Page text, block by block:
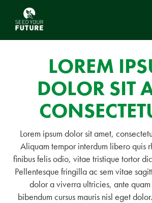
LOREM
DOLOR SIT
Lorem ipsum dolor sit amet,
Aliquam tempor interdum libero quis
finibus felis odio, vitae tristique tortor
Pellentesque fringilla ac sem vitae
dolor a viverra ultricies, ante
bibendum cursus mauris nisl eget